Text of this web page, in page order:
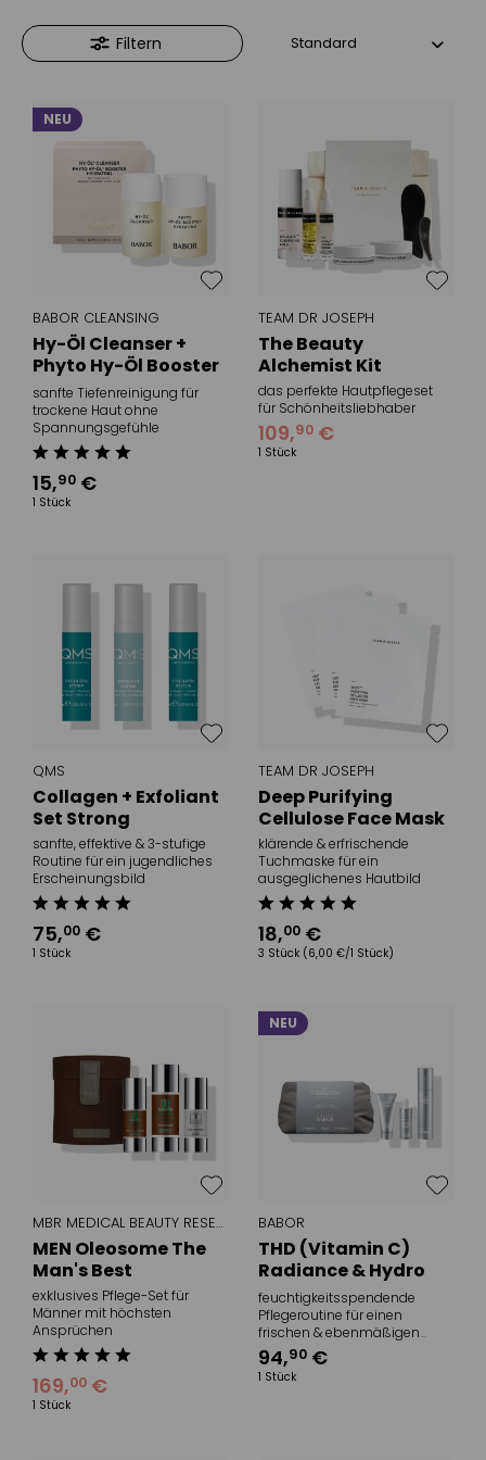
Filtern
NEU
BABOR CLEANSING
Hy-Öl Cleanser +
Phyto Hy-Öl Booster
Hydrating
(Reisegröße)
sanfte Tiefenreinigung für
trockene Haut ohne
Spannungsgefühle
15,90 €
1 Stück
TEAM DR JOSEPH
The Beauty
Alchemist Kit
das perfekte Hautpflegeset
für Schönheitsliebhaber
109,90 €
1 Stück
QMS
Collagen + Exfoliant
Set Strong
sanfte, effektive & 3-stufige
Routine für ein jugendliches
Erscheinungsbild
75,00 €
1 Stück
TEAM DR JOSEPH
Deep Purifying
Cellulose Face Mask
klärende & erfrischende
Tuchmaske für ein
ausgeglichenes Hautbild
18,00 €
3 Stück (6,00 €/1 Stück)
MBR MEDICAL BEAUTY RESEARCH
MEN Oleosome The
Man's Best
exklusives Pflege-Set für
Männer mit höchsten
Ansprüchen
169,00 €
1 Stück
NEU
BABOR
THD (Vitamin C)
Radiance & Hydro
Filler Routine Set
feuchtigkeitsspendende
Pflegeroutine für einen
frischen & ebenmäßigen
Teint
94,90 €
1 Stück